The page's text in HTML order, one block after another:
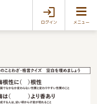
ログイン メニュー